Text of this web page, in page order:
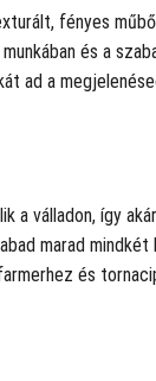
fényes
és a
ad a
a válladon, így
marad
és